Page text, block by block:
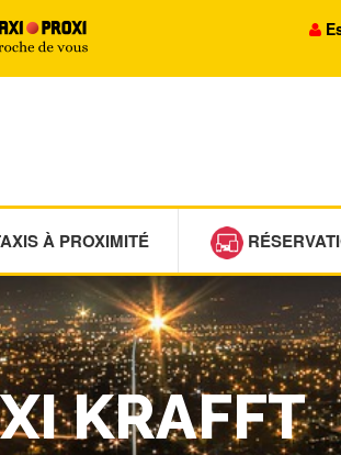
À PROXIMITÉ
KRAFFT